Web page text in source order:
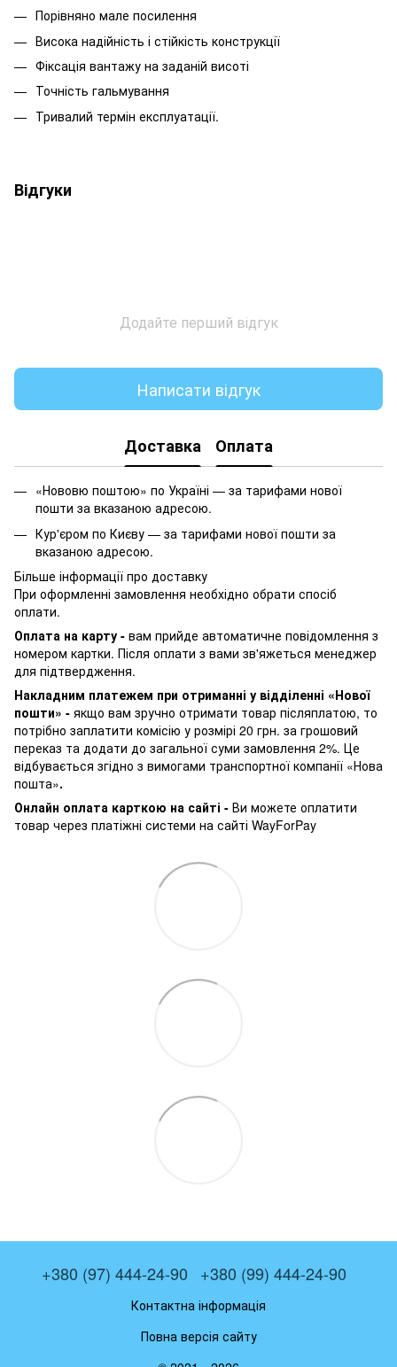
Порівняно мале посилення
Висока надійність і стійкість конструкції
Фіксація вантажу на заданій висоті
Точність гальмування
Тривалий термін експлуатації.
Відгуки
Додайте перший відгук
Написати відгук
Доставка Оплата
«Нововю поштою» по Україні — за тарифами нової
пошти за вказаною адресою.
Кур'єром по Києву — за тарифами нової пошти за
вказаною адресою.
Більше інформації про доставку
При оформленні замовлення необхідно обрати спосіб
оплати.
Оплата на карту - вам прийде автоматичне повідомлення з
номером картки. Після оплати з вами зв'яжеться менеджер
для підтвердження.
Накладним платежем при отриманні у відділенні «Нової
пошти» - якщо вам зручно отримати товар післяплатою, то
потрібно заплатити комісію у розмірі 20 грн. за грошовий
переказ та додати до загальної суми замовлення 2%. Це
відбувається згідно з вимогами транспортної компанії «Нова
пошта».
Онлайн оплата карткою на сайті - Ви можете оплатити
товар через платіжні системи на сайті WayForPay
+380 (97) 444-24-90 +380 (99) 444-24-90
Контактна інформація
Повна версія сайту